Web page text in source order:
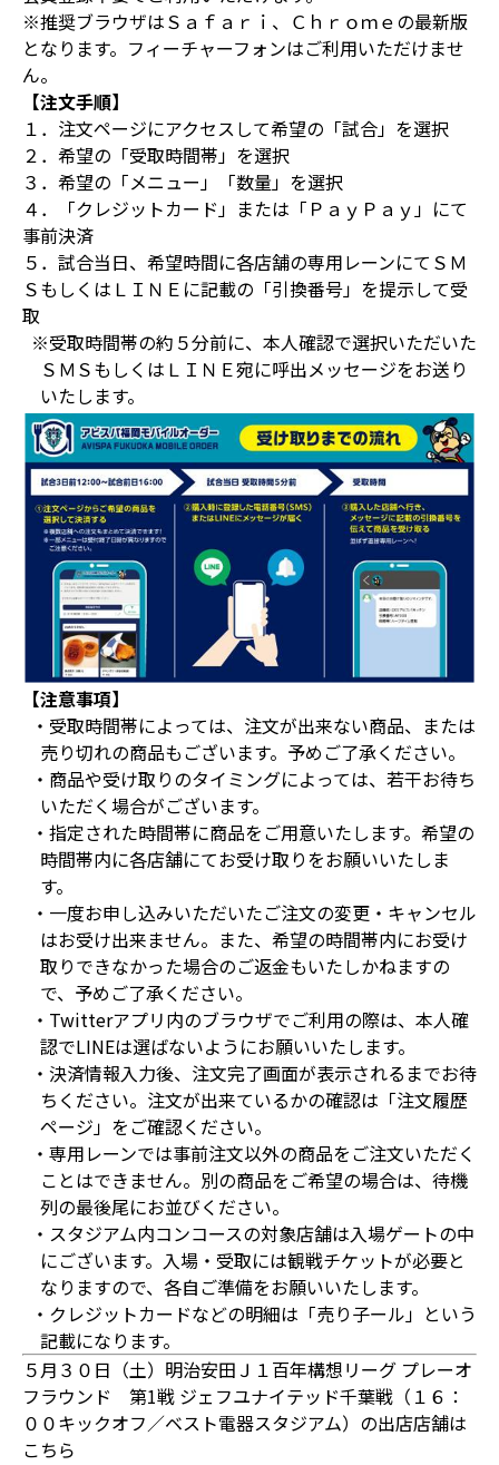
※推奨ブラウザはＳａｆａｒｉ、Ｃｈｒｏｍｅの最新版
となります。フィーチャーフォンはご利用いただけませ
ん。
【注文手順】
１．注文ページにアクセスして希望の「試合」を選択
２．希望の「受取時間帯」を選択
３．希望の「メニュー」「数量」を選択
４．「クレジットカード」または「ＰａｙＰａｙ」にて
事前決済
５．試合当日、希望時間に各店舗の専用レーンにてＳＭ
ＳもしくはＬＩＮＥに記載の「引換番号」を提示して受
取
※受取時間帯の約５分前に、本人確認で選択いただいた
ＳＭＳもしくはＬＩＮＥ宛に呼出メッセージをお送り
いたします。
【注意事項】
・受取時間帯によっては、注文が出来ない商品、または
売り切れの商品もございます。予めご了承ください。
・商品や受け取りのタイミングによっては、若干お待ち
いただく場合がございます。
・指定された時間帯に商品をご用意いたします。希望の
時間帯内に各店舗にてお受け取りをお願いいたしま
す。
・一度お申し込みいただいたご注文の変更・キャンセル
はお受け出来ません。また、希望の時間帯内にお受け
取りできなかった場合のご返金もいたしかねますの
で、予めご了承ください。
・Twitterアプリ内のブラウザでご利用の際は、本人確
認でLINEは選ばないようにお願いいたします。
・決済情報入力後、注文完了画面が表示されるまでお待
ちください。注文が出来ているかの確認は「注文履歴
ページ」をご確認ください。
・専用レーンでは事前注文以外の商品をご注文いただく
ことはできません。別の商品をご希望の場合は、待機
列の最後尾にお並びください。
・スタジアム内コンコースの対象店舗は入場ゲートの中
にございます。入場・受取には観戦チケットが必要と
なりますので、各自ご準備をお願いいたします。
・クレジットカードなどの明細は「売り子ール」という
記載になります。
５月３０日（土）明治安田Ｊ１百年構想リーグ プレーオ
フラウンド 第1戦 ジェフユナイテッド千葉戦（１６：
００キックオフ／ベスト電器スタジアム）の出店店舗は
こちら